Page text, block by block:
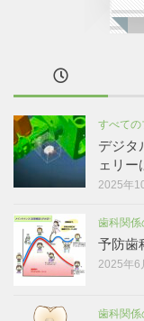
すべての
デジタ
ェリー
2025年
歯科関係
予防歯
2025年6
歯科関係